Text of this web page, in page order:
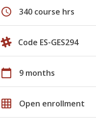
schedule 340 course hrs
Code ES-GES294
calendar_today 9 months
grid_on Open enrollment